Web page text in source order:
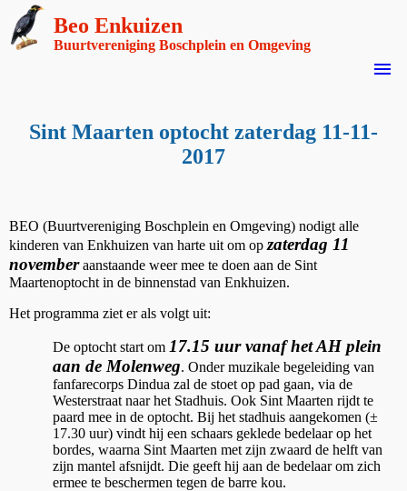
Beo Enkuizen
Buurtvereniging Boschplein en Omgeving
menu
Sint Maarten optocht zaterdag 11-11-
2017
BEO (Buurtvereniging Boschplein en Omgeving) nodigt alle
kinderen van Enkhuizen van harte uit om op zaterdag 11
novemberaanstaande weer mee te doen aan de Sint
Maartenoptocht in de binnenstad van Enkhuizen.
Het programma ziet er als volgt uit:
De optocht start om 17.15 uur vanaf het AH plein
aan de Molenweg. Onder muzikale begeleiding van
fanfarecorps Dindua zal de stoet op pad gaan, via de
Westerstraat naar het Stadhuis. Ook Sint Maarten rijdt te
paard mee in de optocht. Bij het stadhuis aangekomen (±
17.30 uur) vindt hij een schaars geklede bedelaar op het
bordes, waarna Sint Maarten met zijn zwaard de helft van
zijn mantel afsnijdt. Die geeft hij aan de bedelaar om zich
ermee te beschermen tegen de barre kou.